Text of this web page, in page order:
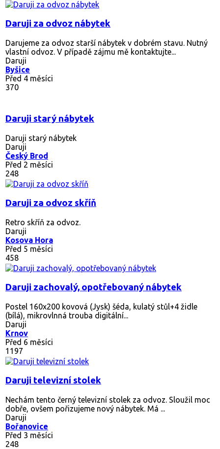
Daruji za odvoz nábytek
Darujeme za odvoz starší nábytek v dobrém stavu. Nutný
vlastní odvoz. V případě zájmu mě kontaktujte...
Daruji
Byšice
Před 4 měsíci
370
Daruji starý nábytek
Daruji starý nábytek
Daruji
Český Brod
Před 2 měsíci
248
Daruji za odvoz skříň
Retro skříň za odvoz.
Daruji
Kosova Hora
Před 5 měsíci
458
Daruji zachovalý, opotřebovaný nábytek
Postel 160x200 kovová (Jysk) šéda, kulatý stůl+4 židle
(bílá), mikrovlnná trouba digitální...
Daruji
Krnov
Před 6 měsíci
1197
Daruji televizní stolek
Nechám tento černý televizní stolek za odvoz. Sloužil moc
dobře, ovšem pořizujeme nový nábytek. Má ...
Daruji
Bořanovice
Před 3 měsíci
248